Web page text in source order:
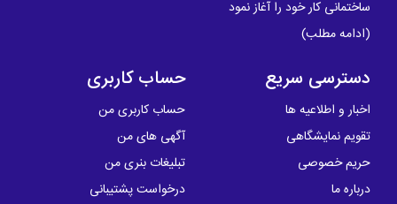
ساختمانی کار خود را آغاز نمود
(ادامه مطلب)
دسترسی سریع
اخبار و اطلاعیه ها
تقویم نمایشگاهی
حریم خصوصی
درباره ما
حساب کاربری
حساب کاربری من
آگهی های من
تبلیغات بنری من
درخواست پشتیبانی